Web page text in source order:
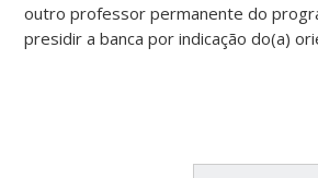
outro professor permanente do
presidir a banca por indicação do(a)